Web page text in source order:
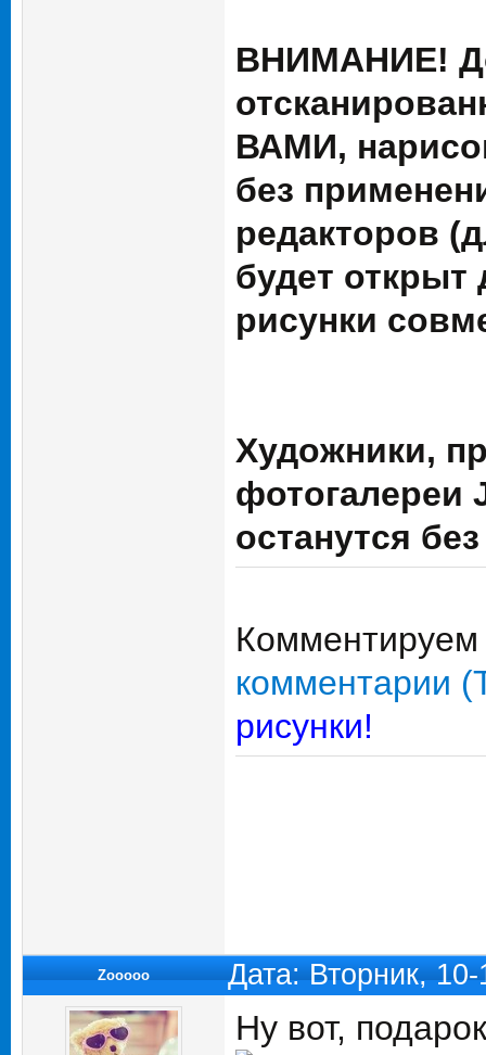
ВНИМАНИЕ!
ВАМИ,
без
редакторов
будет открыт
рисунки
Художники,
фотогалереи
останутся
комментарии
рисунки!
Zooooo Дата: Вторник,
Ну вот,